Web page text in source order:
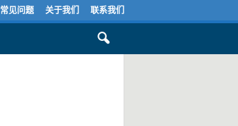
常见问题 关于我们 联系我们